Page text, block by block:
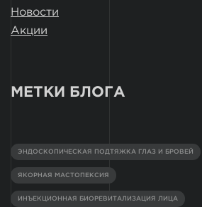
Новости
Акции
МЕТКИ БЛОГА
ЭНДОСКОПИЧЕСКАЯ ПОДТЯЖКА ГЛАЗ И БРОВЕЙ
ЯКОРНАЯ МАСТОПЕКСИЯ
ИНЪЕКЦИОННАЯ БИОРЕВИТАЛИЗАЦИЯ ЛИЦА